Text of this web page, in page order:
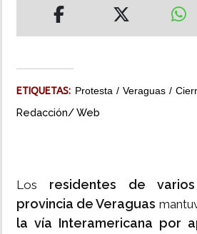
IMPRESO
ETIQUETAS: Protesta Veraguas
Redacción/ Web
Los residentes de
provincia de Veraguas
la vía Interamericana por